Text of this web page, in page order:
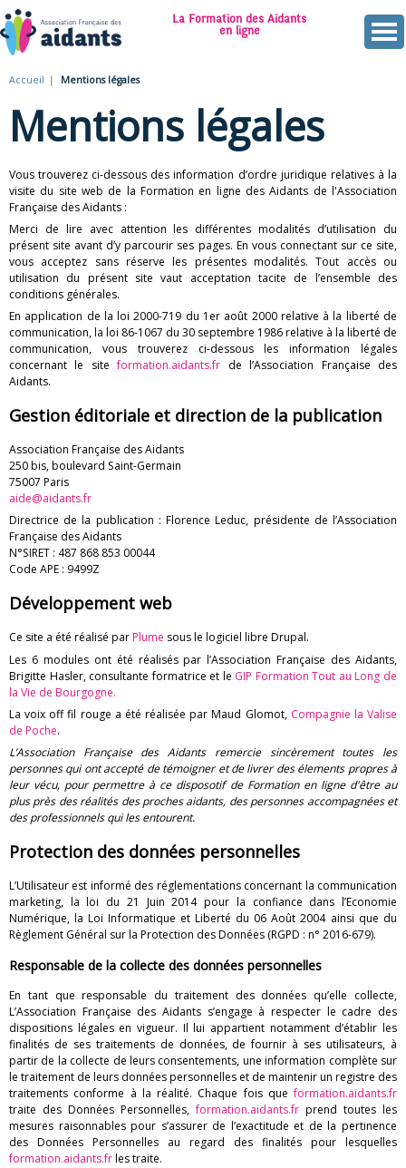
A
s
s
o
c
a
t
o
n
F
r
a
n
ç
a
s
e
d
e
s
a
d
a
n
t
s
La Formation des Aidants
en ligne
êtes
ici
Accueil Mentions légales
Mentions légales
Vous trouverez ci-dessous des information d’ordre juridique relatives à la
visite du site web de la Formation en ligne des Aidants de l'Association
Française des Aidants :
Merci de lire avec attention les différentes modalités d’utilisation du
présent site avant d’y parcourir ses pages. En vous connectant sur ce site,
vous acceptez sans réserve les présentes modalités. Tout accès ou
utilisation du présent site vaut acceptation tacite de l’ensemble des
conditions générales.
En application de la loi 2000-719 du 1er août 2000 relative à la liberté de
communication, la loi 86-1067 du 30 septembre 1986 relative à la liberté de
communication, vous trouverez ci-dessous les information légales
concernant le siteformation.aidants.fr de l’Association Française des
Aidants.
Gestion éditoriale et direction de la publication
Association Française des Aidants
250 bis, boulevard Saint-Germain
75007 Paris
aide@aidants.fr
Directrice de la publication : Florence Leduc, présidente de l’Association
Française des Aidants
N°SIRET : 487 868 853 00044
Code APE : 9499Z
Développement web
Ce site a été réalisé par Plume sous le logiciel libre Drupal.
Les 6 modules ont été réalisés par l’Association Française des Aidants,
Brigitte Hasler, consultante formatrice et le GIP Formation Tout au Long de
la Vie de Bourgogne.
La voix off fil rouge a été réalisée par Maud Glomot, Compagnie la Valise
de Poche.
L’Association Française des Aidants remercie sincèrement toutes les
personnes qui ont accepté de témoigner et de livrer des élements propres à
leur vécu, pour permettre à ce disposotif de Formation en ligne d'être au
plus près des réalités des proches aidants, des personnes accompagnées et
des professionnels qui les entourent.
Protection des données personnelles
L’Utilisateur est informé des réglementations concernant la communication
marketing, la loi du 21 Juin 2014 pour la confiance dans l’Economie
Numérique, la Loi Informatique et Liberté du 06 Août 2004 ainsi que du
Règlement Général sur la Protection des Données (RGPD : n° 2016-679).
Responsable de la collecte des données personnelles
En tant que responsable du traitement des données qu’elle collecte,
L’Association Française des Aidants s’engage à respecter le cadre des
dispositions légales en vigueur. Il lui appartient notamment d’établir les
finalités de ses traitements de données, de fournir à ses utilisateurs, à
partir de la collecte de leurs consentements, une information complète sur
le traitement de leurs données personnelles et de maintenir un registre des
traitements conforme à la réalité. Chaque fois queformation.aidants.fr
traite des Données Personnelles,formation.aidants.fr prend toutes les
mesures raisonnables pour s’assurer de l’exactitude et de la pertinence
des Données Personnelles au regard des finalités pour lesquelles
formation.aidants.frles traite.